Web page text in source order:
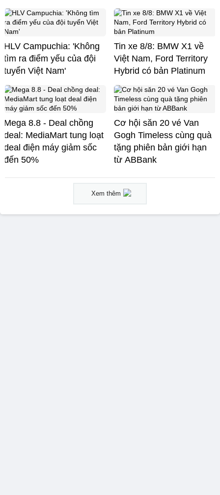
HLV Campuchia: 'Không
tìm ra điểm yếu của đội
tuyển Việt Nam'
Tin xe 8/8: BMW X1 về
Việt Nam, Ford Territory
Hybrid có bản Platinum
Mega 8.8 - Deal chồng
deal: MediaMart tung loạt
deal điện máy giảm sốc
đến 50%
Cơ hội săn 20 vé Van
Gogh Timeless cùng quà
tặng phiên bản giới hạn
từ ABBank
Xem thêm